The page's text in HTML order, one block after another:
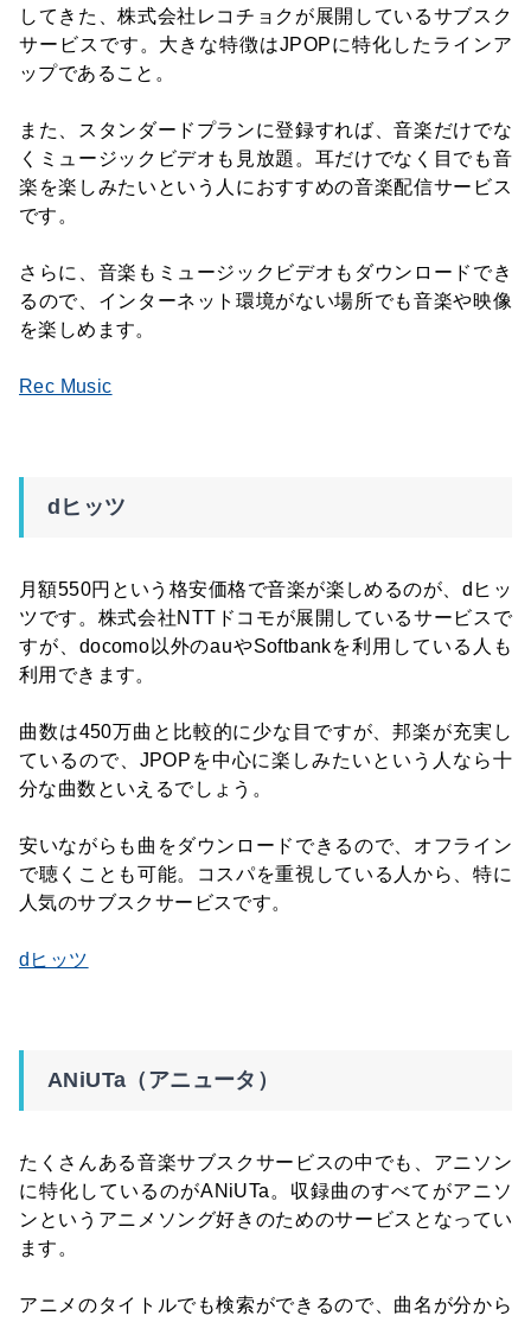
してきた、株式会社レコチョクが展開しているサブスク
サービスです。大きな特徴はJPOPに特化したラインア
ップであること。
また、スタンダードプランに登録すれば、音楽だけでな
くミュージックビデオも見放題。耳だけでなく目でも音
楽を楽しみたいという人におすすめの音楽配信サービス
です。
さらに、音楽もミュージックビデオもダウンロードでき
るので、インターネット環境がない場所でも音楽や映像
を楽しめます。
Rec Music
dヒッツ
月額550円という格安価格で音楽が楽しめるのが、dヒッ
ツです。株式会社NTTドコモが展開しているサービスで
すが、docomo以外のauやSoftbankを利用している人も
利用できます。
曲数は450万曲と比較的に少な目ですが、邦楽が充実し
ているので、JPOPを中心に楽しみたいという人なら十
分な曲数といえるでしょう。
安いながらも曲をダウンロードできるので、オフライン
で聴くことも可能。コスパを重視している人から、特に
人気のサブスクサービスです。
dヒッツ
ANiUTa（アニュータ）
たくさんある音楽サブスクサービスの中でも、アニソン
に特化しているのがANiUTa。収録曲のすべてがアニソ
ンというアニメソング好きのためのサービスとなってい
ます。
アニメのタイトルでも検索ができるので、曲名が分から